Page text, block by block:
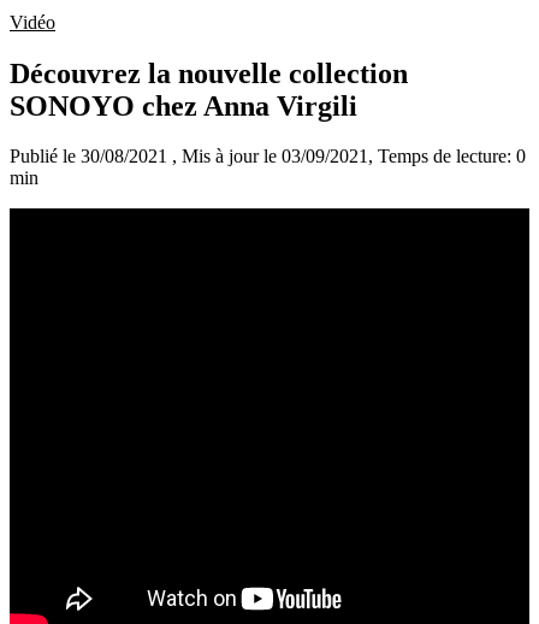
Vidéo
Découvrez la nouvelle collection
SONOYO chez Anna Virgili
Publié le 30/08/2021 , Mis à jour le 03/09/2021, Temps de lecture: 0
min